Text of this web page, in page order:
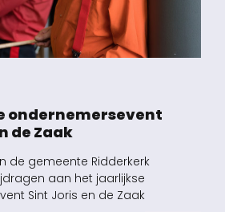
ondernemersevent
de Zaak
de gemeente Ridderkerk
aan het jaarlijkse
Sint Joris en de Zaak